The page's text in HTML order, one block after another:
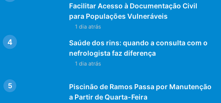
Facilitar Acesso à Documentação Civil
para Populações Vulneráveis
1 dia atrás
Saúde dos rins: quando a consulta com o
nefrologista faz diferença
1 dia atrás
Piscinão de Ramos Passa por Manutenção
a Partir de Quarta-Feira